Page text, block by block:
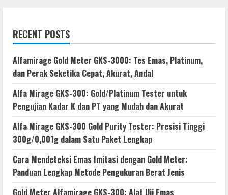
RECENT POSTS
Alfamirage Gold Meter GKS-3000: Tes Emas, Platinum,
dan Perak Seketika Cepat, Akurat, Andal
Alfa Mirage GKS-300: Gold/Platinum Tester untuk
Pengujian Kadar K dan PT yang Mudah dan Akurat
Alfa Mirage GKS-300 Gold Purity Tester: Presisi Tinggi
300g/0,001g dalam Satu Paket Lengkap
Cara Mendeteksi Emas Imitasi dengan Gold Meter:
Panduan Lengkap Metode Pengukuran Berat Jenis
Gold Meter Alfamirage GKS-300: Alat Uji Emas